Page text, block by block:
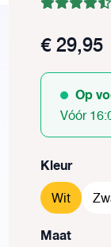
€ 29,95
Op
Vóór
Selecteer
Kleur
Wit
Selecteer
Maat